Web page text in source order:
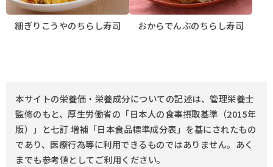
細ぎりこうやのちらし寿司 おからでんぶのちらし寿司
本サイトの栄養価・栄養成分についての記述は、管理栄養士
監修のもと、厚生労働省の「日本人の食事摂取基準（2015年
版）」と七訂 増補「日本食品標準成分表」を基にされたもの
であり、医療行為等に利用できるものではありません。あく
までも参考値としてご利用ください。